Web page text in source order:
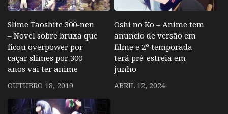
Slime Taoshite 300-nen
– Novel sobre bruxa que
ficou overpower por
caçar slimes por 300
anos vai ter anime
OUTUBRO 18, 2019
Oshi no Ko – Anime tem
anuncio de versão em
filme e 2º temporada
terá pré-estreia em
junho
ABRIL 12, 2024